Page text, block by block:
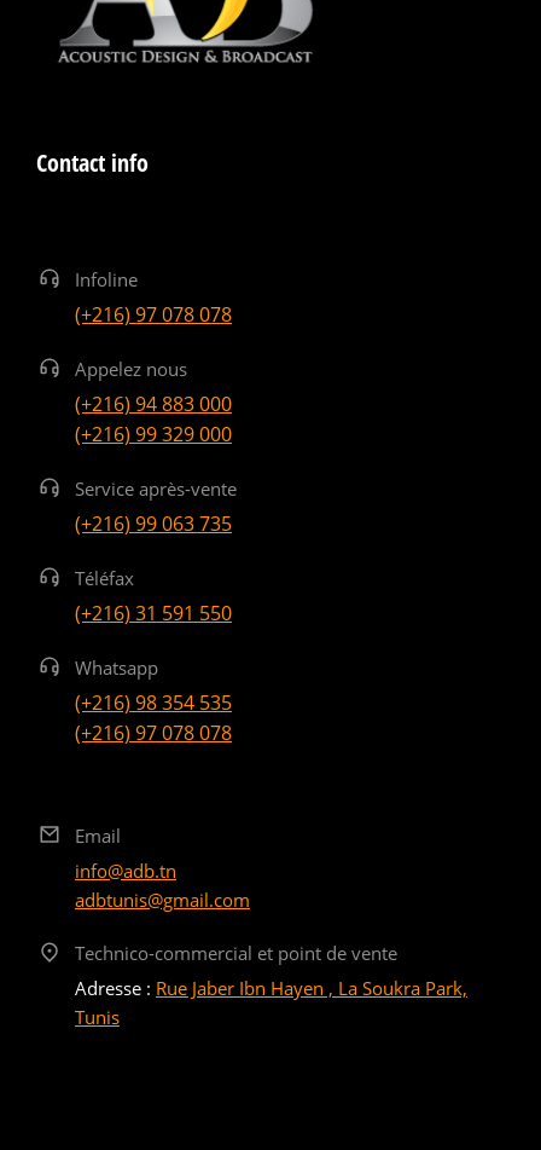
Contact info
Infoline
(+216) 97 078 078
Appelez nous
(+216) 94 883 000
(+216) 99 329 000
Service après-vente
(+216) 99 063 735
Téléfax
(+216) 31 591 550
Whatsapp
(+216) 98 354 535
(+216) 97 078 078
Email
info@adb.tn
adbtunis@gmail.com
Technico-commercial et point de vente
Adresse : Rue Jaber Ibn Hayen , La Soukra Park,
Tunis